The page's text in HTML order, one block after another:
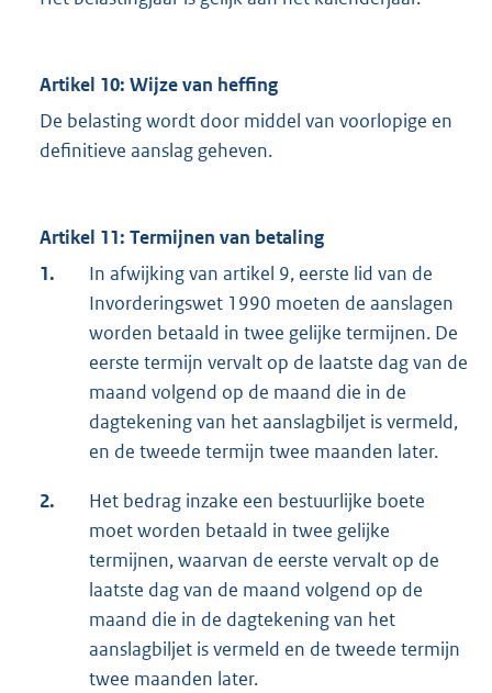
Artikel 10: Wijze van heffing
De belasting wordt door middel van voorlopige en
definitieve aanslag geheven.
Artikel 11: Termijnen van betaling
1.
In afwijking van artikel 9, eerste lid van de
Invorderingswet 1990 moeten de aanslagen
worden betaald in twee gelijke termijnen. De
eerste termijn vervalt op de laatste dag van de
maand volgend op de maand die in de
dagtekening van het aanslagbiljet is vermeld,
en de tweede termijn twee maanden later.
2.
Het bedrag inzake een bestuurlijke boete
moet worden betaald in twee gelijke
termijnen, waarvan de eerste vervalt op de
laatste dag van de maand volgend op de
maand die in de dagtekening van het
aanslagbiljet is vermeld en de tweede termijn
twee maanden later.